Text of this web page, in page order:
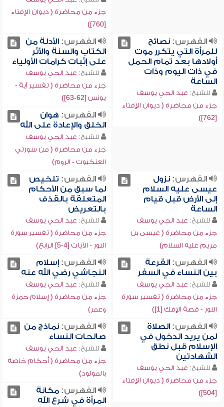
جزء من محاضرة ( ديوان الإفتاء
[760])
الفهرس:نصائح
للمرأة التي يتكرر موت
أولادها بعد تمام الحمل
في ذات اليوم وذات
الساعة
للشيخ: عبد الحي يوسف
جزء من محاضرة ( ديوان الإفتاء
[762])
الفهرس:الأدلة من
الكتاب والسنة والأثر
على إثبات كرامات الأولياء
للشيخ: عبد الحي يوسف
جزء من محاضرة ( تفسير آية -
يونس [62-63])
الفهرس: هوان
الخلق والإعادة على الله
للشيخ: عبد الحي يوسف
جزء من محاضرة ( من سورتي
العنكبوت - الروم)
الفهرس:نزول
عيسى عليه السلام
إلى الأرض قبل قيام
الساعة
للشيخ: عبد الحي يوسف
جزء من محاضرة ( عيسى بن
مريم عليه السلام)
الفهرس: تلخيص
لما سبق من الأحكام
المتعلقة بالقذف
بالتعريض
للشيخ: عبد الحي يوسف
جزء من محاضرة ( تفسير سورة
النور - الآيات [4-5] الرابع)
الفهرس:القرعة
بين النساء في السفر
للشيخ: عبد الحي يوسف
جزء من محاضرة ( تفسير سورة
النور - قصة الإفك [1])
الفهرس:إسلام
النجاشي رضي الله عنه
للشيخ: عبد الحي يوسف
جزء من محاضرة ( إسلام حمزة
وعمر)
الفهرس:الصلاة
لمن يريد الدخول في
الإسلام قبل نطق
الشهادتين
للشيخ: عبد الحي يوسف
جزء من محاضرة ( ديوان الإفتاء
[504])
الفهرس:نماذج من
صالحات النساء
للشيخ: عبد الحي يوسف
جزء من محاضرة ( أحكام خاصة
بالمولود)
الفهرس:مكانة
المرأة في شرع الله